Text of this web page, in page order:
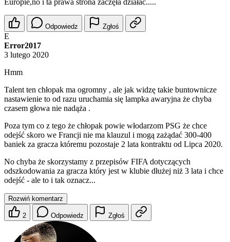
Europie,no i ta prawa strona zaczęła działać.....
Odpowiedz Zgłoś
E
Error2017
3 lutego 2020
Hmm
Talent ten chłopak ma ogromny , ale jak widzę takie buntownicze
nastawienie to od razu uruchamia się lampka awaryjna że chyba
czasem głowa nie nadąża .
Poza tym co z tego że chłopak powie włodarzom PSG że chce
odejść skoro we Francji nie ma klauzul i mogą zażądać 300-400
baniek za gracza któremu pozostaje 2 lata kontraktu od Lipca 2020.
No chyba że skorzystamy z przepisów FIFA dotyczących
odszkodowania za gracza który jest w klubie dłużej niż 3 lata i chce
odejść - ale to i tak oznacz...
Rozwiń komentarz
2 Odpowiedz Zgłoś